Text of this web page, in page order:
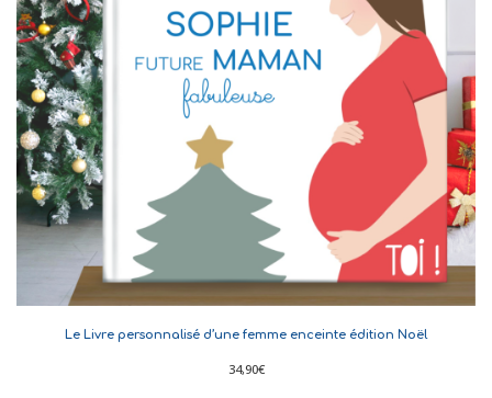
Le Livre personnalisé d’une femme enceinte édition Noël
34,90€